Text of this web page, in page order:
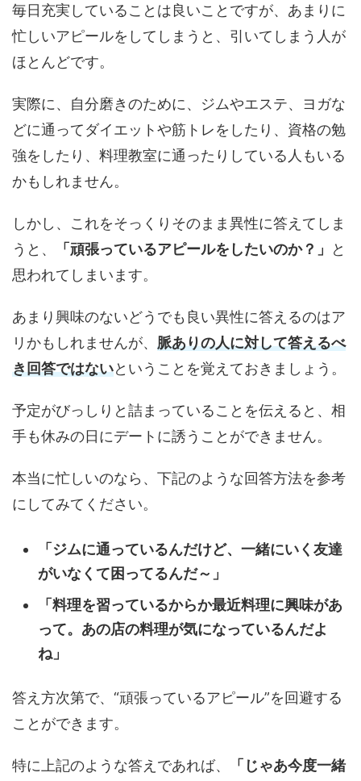
毎日充実していることは良いことですが、あまりに
忙しいアピールをしてしまうと、引いてしまう人が
ほとんどです。
実際に、自分磨きのために、ジムやエステ、ヨガな
どに通ってダイエットや筋トレをしたり、資格の勉
強をしたり、料理教室に通ったりしている人もいる
かもしれません。
しかし、これをそっくりそのまま異性に答えてしま
うと、
「頑張っているアピールをしたいのか？」
と
思われてしまいます。
あまり興味のないどうでも良い異性に答えるのはア
リかもしれませんが、 脈ありの人に対して答えるべ
き回答ではないということを覚えておきましょう。
予定がびっしりと詰まっていることを伝えると、相
手も休みの日にデートに誘うことができません。
本当に忙しいのなら、下記のような回答方法を参考
にしてみてください。
「ジムに通っているんだけど、一緒にいく友達
がいなくて困ってるんだ～」
「料理を習っているからか最近料理に興味があ
って。あの店の料理が気になっているんだよ
ね」
答え方次第で、“頑張っているアピール”を回避する
ことができます。
特に上記のような答えであれば、
「じゃあ今度一緒